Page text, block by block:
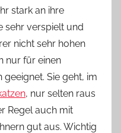
stark an ihre
sehr verspielt und
nicht sehr hohen
nur für einen
Sie geht, im
, nur selten raus
Regel auch mit
gut aus. Wichtig